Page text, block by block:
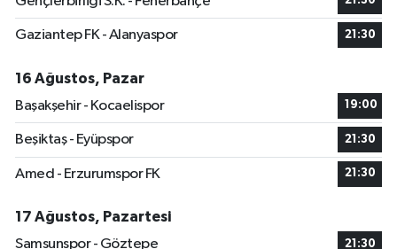
Gaziantep FK - Alanyaspor 21:30
16 Ağustos, Pazar
Başakşehir - Kocaelispor
19:00
Beşiktaş - Eyüpspor 21:30
Amed - Erzurumspor FK 21:30
17 Ağustos, Pazartesi
Samsunspor - Göztepe
21:30